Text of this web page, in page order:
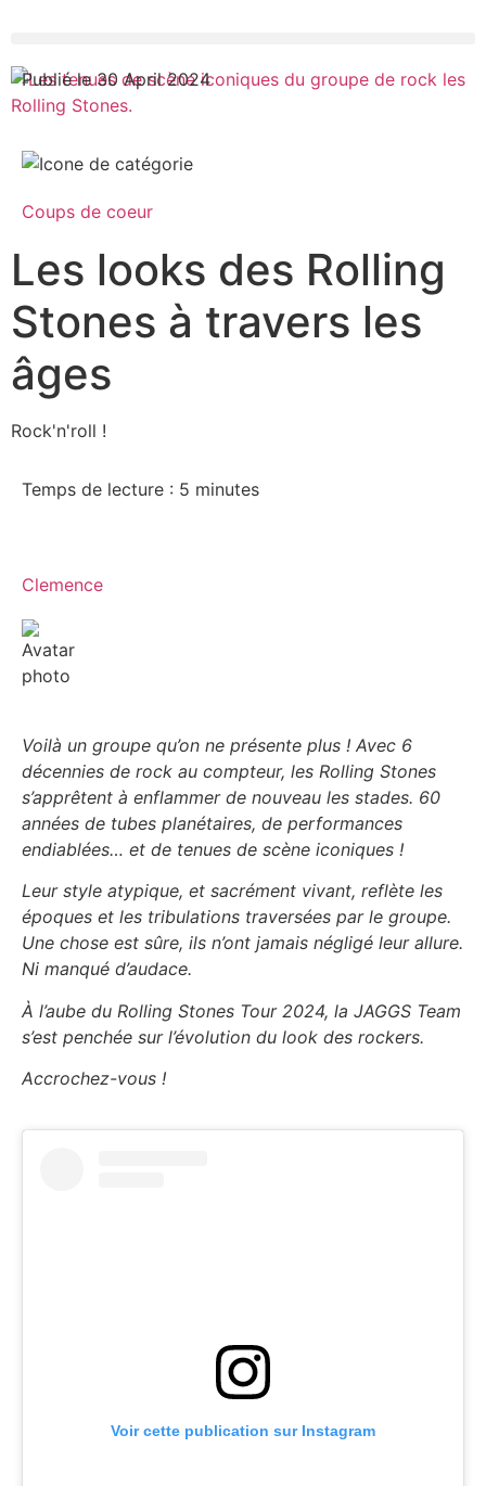
Coups de coeur
Les looks des Rolling
Stones à travers les
âges
Rock'n'roll !
Clemence
Temps de lecture : 5 minutes
Publié le 30 April 2024
Voilà un groupe qu’on ne présente plus ! Avec 6
décennies de rock au compteur, les Rolling Stones
s’apprêtent à enflammer de nouveau les stades. 60
années de tubes planétaires, de performances
endiablées… et de tenues de scène iconiques !
Leur style atypique, et sacrément vivant, reflète les
époques et les tribulations traversées par le groupe.
Une chose est sûre, ils n’ont jamais négligé leur allure.
Ni manqué d’audace.
À l’aube du Rolling Stones Tour 2024, la JAGGS Team
s’est penchée sur l’évolution du look des rockers.
Accrochez-vous !
Voir cette publication sur Instagram